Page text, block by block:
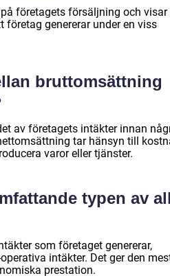
företagets försäljning och visar
genererar under en viss
bruttomsättning
av företagets intäkter innan
tar hänsyn till
varor eller tjänster.
typen av
som företaget genererar,
intäkter. Det ger den
prestation.